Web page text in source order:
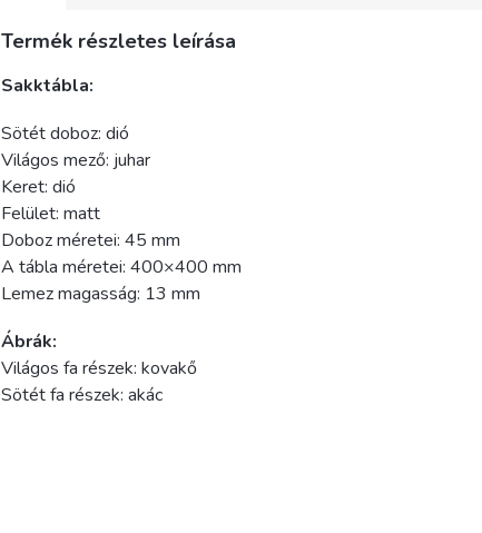
Termék részletes leírása
Sakktábla:
Sötét doboz: dió
Világos mező: juhar
Keret: dió
Felület: matt
Doboz méretei: 45 mm
A tábla méretei: 400×400 mm
Lemez magasság: 13 mm
Ábrák:
Világos fa részek: kovakő
Sötét fa részek: akác